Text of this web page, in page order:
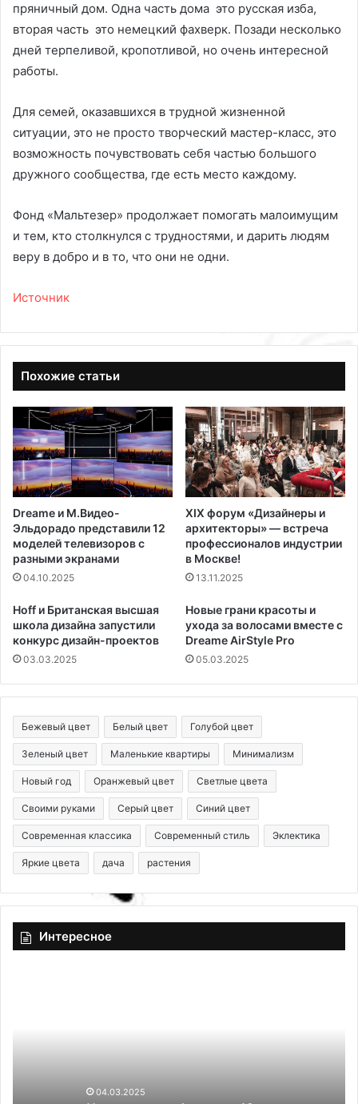
пряничный дом. Одна часть дома это русская изба,
вторая часть это немецкий фахверк. Позади несколько
дней терпеливой, кропотливой, но очень интересной
работы.
Для семей, оказавшихся в трудной жизненной
ситуации, это не просто творческий мастер-класс, это
возможность почувствовать себя частью большого
дружного сообщества, где есть место каждому.
Фонд «Мальтезер» продолжает помогать малоимущим
и тем, кто столкнулся с трудностями, и дарить людям
веру в добро и в то, что они не одни.
Источник
Похожие статьи
Dreame и М.Видео-
Эльдорадо представили 12
моделей телевизоров с
разными экранами
04.10.2025
XIX форум «Дизайнеры и
архитекторы» — встреча
профессионалов индустрии
в Москве!
13.11.2025
Hoff и Британская высшая
школа дизайна запустили
конкурс дизайн-проектов
03.03.2025
Новые грани красоты и
ухода за волосами вместе с
Dreame AirStyle Pro
05.03.2025
Бежевый цвет Белый цвет Голубой цвет
Зеленый цвет Маленькие квартиры Минимализм
Новый год Оранжевый цвет Светлые цвета
Своими руками Серый цвет Синий цвет
Современная классика Современный стиль Эклектика
Яркие цвета дача растения
Интересное